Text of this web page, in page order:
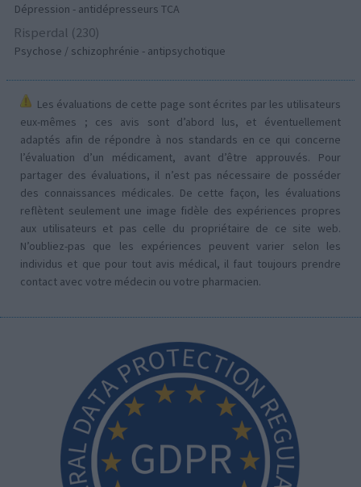
Dépression - antidépresseurs TCA
Risperdal (230)
Psychose / schizophrénie - antipsychotique
Les évaluations de cette page sont écrites par les utilisateurs
eux-mêmes ; ces avis sont d’abord lus, et éventuellement
adaptés afin de répondre à nos standards en ce qui concerne
l’évaluation d’un médicament, avant d’être approuvés. Pour
partager des évaluations, il n’est pas nécessaire de posséder
des connaissances médicales. De cette façon, les évaluations
reflètent seulement une image fidèle des expériences propres
aux utilisateurs et pas celle du propriétaire de ce site web.
N’oubliez-pas que les expériences peuvent varier selon les
individus et que pour tout avis médical, il faut toujours prendre
contact avec votre médecin ou votre pharmacien.